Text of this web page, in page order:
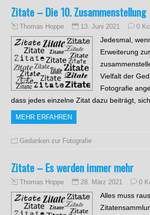
Zitate – Die 10. Zusammenstellung
Thomas Hoppe 13. Juni 2021 0
Jedesmal,
Erweiterung
Vielfalt der
Fotografie
dass jedes einzelne Zitat dazu beiträgt,
MEHR ERFAHREN
Gedanken zur Fotografie
Zitate – Es werden immer mehr
Thomas Hoppe 28. März 2021 0
Alles muss